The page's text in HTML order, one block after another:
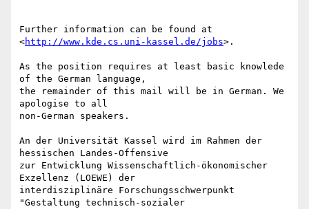
Further information can be found at
<http://www.kde.cs.uni-kassel.de/jobs>.
As the position requires at least basic knowlede
of the German language,
the remainder of this mail will be in German. We
apologise to all
non-German speakers.
An der Universität Kassel wird im Rahmen der
hessischen Landes-Offensive
zur Entwicklung Wissenschaftlich-ökonomischer
Exzellenz (LOEWE) der
interdisziplinäre Forschungsschwerpunkt
"Gestaltung technisch-sozialer